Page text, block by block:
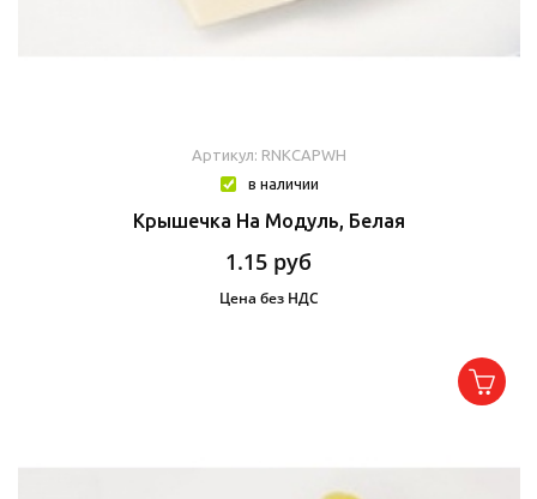
Артикул: RNKCAPWH
в наличии
Крышечка На Модуль, Белая
1.15 руб
Цена без НДС